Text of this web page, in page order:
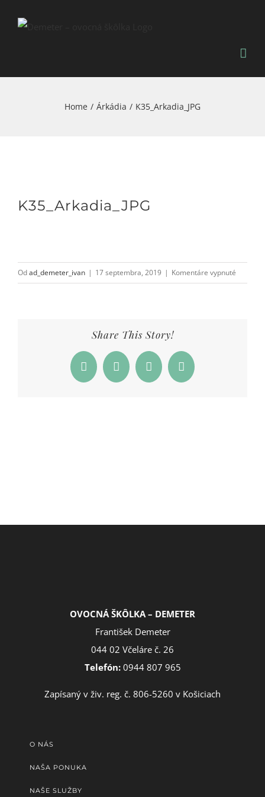
Home / Árkádia / K35_Arkadia_JPG
K35_Arkadia_JPG
Odad_demeter_ivan | 17 septembra, 2019 | Komentáre vypnuté
Share This Story!
FacebookTwitterReddit Email
OVOCNÁ ŠKÔLKA – DEMETER
František Demeter
044 02 Včeláre č. 26
Telefón:0944 807 965
Zapísaný v živ. reg. č. 806-5260 v Košiciach
O NÁS
NAŠA PONUKA
NAŠE SLUŽBY